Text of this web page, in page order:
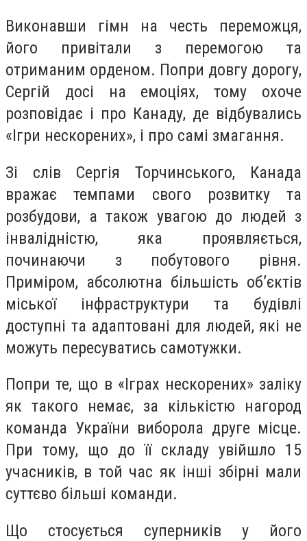
Виконавши гімн на честь переможця,
його привітали з перемогою та
отриманим орденом. Попри довгу дорогу,
Сергій досі на емоціях, тому охоче
розповідає і про Канаду, де відбувались
«Ігри нескорених», і про самі змагання.
Зі слів Сергія Торчинського, Канада
вражає темпами свого розвитку та
розбудови, а також увагою до людей з
інвалідністю, яка проявляється,
починаючи з побутового рівня.
Приміром, абсолютна більшість об’єктів
міської інфраструктури та будівлі
доступні та адаптовані для людей, які не
можуть пересуватись самотужки.
Попри те, що в «Іграх нескорених» заліку
як такого немає, за кількістю нагород
команда України виборола друге місце.
При тому, що до її складу увійшло 15
учасників, в той час як інші збірні мали
суттєво більші команди.
Що стосується суперників у його